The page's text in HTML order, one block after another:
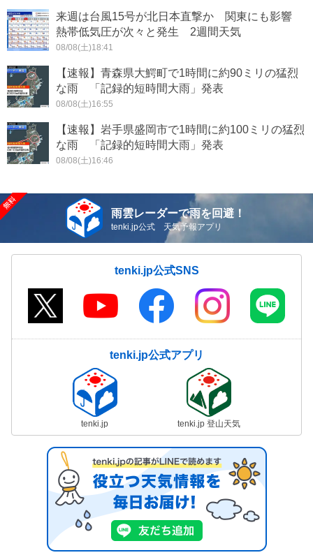
来週は台風15号が北日本直撃か 関東にも影響
熱帯低気圧が次々と発生 2週間天気
08/08(土)18:41
【速報】青森県大鰐町で1時間に約90ミリの猛烈
な雨 「記録的短時間大雨」発表
08/08(土)16:55
【速報】岩手県盛岡市で1時間に約100ミリの猛烈
な雨 「記録的短時間大雨」発表
08/08(土)16:46
雨雲レーダーで雨を回避！
tenki.jp公式 天気予報アプリ
tenki.jp公式SNS
tenki.jp公式アプリ
tenki.jp tenki.jp 登山天気